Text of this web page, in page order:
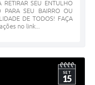
RETIRAR SEU ENTULHO
PARA SEU BAIRRO OU
DE TODOS! FAÇA
no link...
SET
15